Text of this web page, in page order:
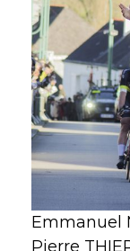
Emmanuel
Pierre